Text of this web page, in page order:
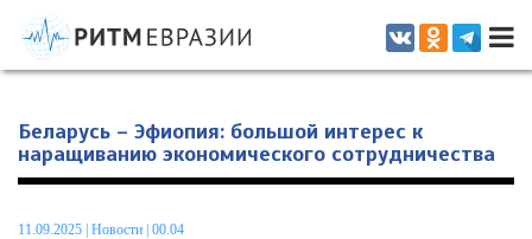
Информационно-аналитическое издание, посвященное актуальным
проблемам интеграции на постсоветском пространстве
Беларусь – Эфиопия: большой интерес к
наращиванию экономического сотрудничества
11.09.2025 Новости | 00.04